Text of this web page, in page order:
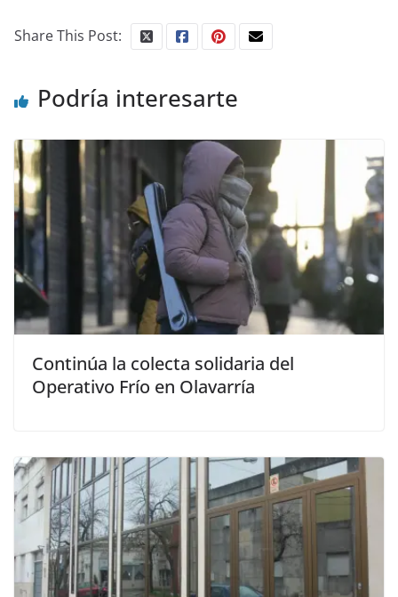
Share This Post:
Podría interesarte
Continúa la colecta solidaria del
Operativo Frío en Olavarría